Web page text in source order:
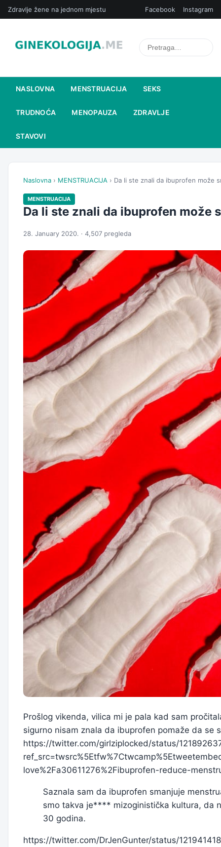
Zdravlje žene na jednom mjestu Facebook Instagram
NASLOVNA MENSTRUACIJA SEKS
TRUDNOĆA MENOPAUZA ZDRAVLJE
STAVOVI
Naslovna › MENSTRUACIJA › Da li ste znali da ibuprofen može
MENSTRUACIJA
Da li ste znali da ibuprofen može
28. January 2020. · 4,507 pregleda
Prošlog vikenda, vilica mi je pala kad sam
sigurno nisam znala da ibuprofen pomaže da
https://twitter.com/girlziplocked/status/
love%2Fa30611276%2Fibuprofen-reduce-
Saznala sam da ibuprofen smanjuje
smo takva je**** mizoginistička kultura, da
30 godina.
https://twitter.com/DrJenGunter/status/